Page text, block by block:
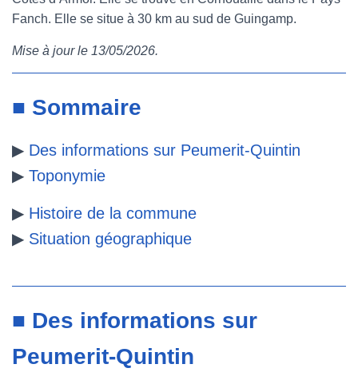
e
b
o
k
t
t
r
e
e
s
b
Fanch. Elle se situe à 30 km au sud de Guingamp.
Mise à jour le 13/05/2026.
■ Sommaire
▶ Des informations sur Peumerit-Quintin
▶ Toponymie
▶ Histoire de la commune
▶ Situation géographique
■ Des informations sur
Peumerit-Quintin